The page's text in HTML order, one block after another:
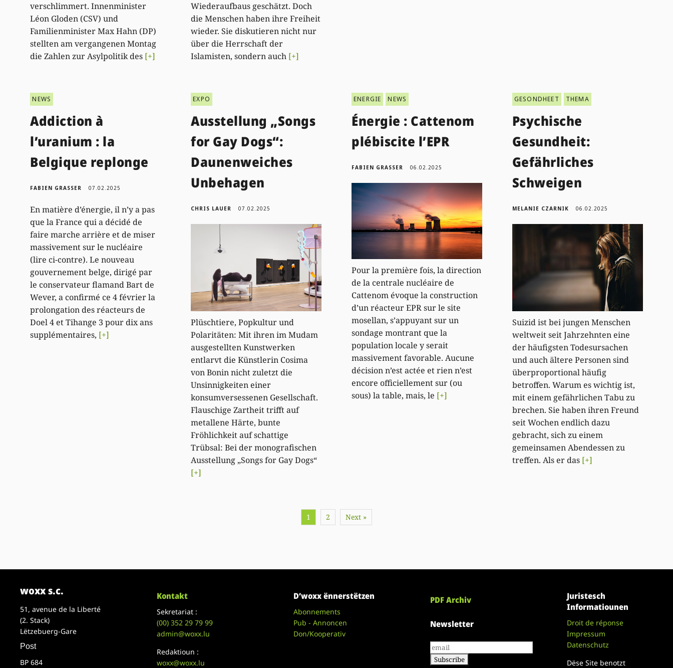
verschlimmert. Innenminister
Léon Gloden (CSV) und
Familienminister Max Hahn (DP)
stellten am vergangenen Montag
die Zahlen zur Asylpolitik des [+]
Wiederaufbaus geschätzt. Doch
die Menschen haben ihre Freiheit
wieder. Sie diskutieren nicht nur
über die Herrschaft der
Islamisten, sondern auch [+]
NEWS
Addiction à
l’uranium : la
Belgique replonge
FABIEN GRASSER 07.02.2025
En matière d’énergie, il n’y a pas
que la France qui a décidé de
faire marche arrière et de miser
massivement sur le nucléaire
(lire ci-contre). Le nouveau
gouvernement belge, dirigé par
le conservateur flamand Bart de
Wever, a confirmé ce 4 février la
prolongation des réacteurs de
Doel 4 et Tihange 3 pour dix ans
supplémentaires, [+]
EXPO
Ausstellung „Songs
for Gay Dogs“:
Daunenweiches
Unbehagen
CHRIS LAUER 07.02.2025
Plüschtiere, Popkultur und
Polaritäten: Mit ihren im Mudam
ausgestellten Kunstwerken
entlarvt die Künstlerin Cosima
von Bonin nicht zuletzt die
Unsinnigkeiten einer
konsumversessenen Gesellschaft.
Flauschige Zartheit trifft auf
metallene Härte, bunte
Fröhlichkeit auf schattige
Trübsal: Bei der monografischen
Ausstellung „Songs for Gay Dogs“
[+]
ENERGIE NEWS
Énergie : Cattenom
plébiscite l’EPR
FABIEN GRASSER 06.02.2025
Pour la première fois, la direction
de la centrale nucléaire de
Cattenom évoque la construction
d’un réacteur EPR sur le site
mosellan, s’appuyant sur un
sondage montrant que la
population locale y serait
massivement favorable. Aucune
décision n’est actée et rien n’est
encore officiellement sur (ou
sous) la table, mais, le [+]
GESONDHEET THEMA
Psychische
Gesundheit:
Gefährliches
Schweigen
MELANIE CZARNIK 06.02.2025
Suizid ist bei jungen Menschen
weltweit seit Jahrzehnten eine
der häufigsten Todesursachen
und auch ältere Personen sind
überproportional häufig
betroffen. Warum es wichtig ist,
mit einem gefährlichen Tabu zu
brechen. Sie haben ihren Freund
seit Wochen endlich dazu
gebracht, sich zu einem
gemeinsamen Abendessen zu
treffen. Als er das [+]
1 2 Next »
woxx s.c.
51, avenue de la Liberté
(2. Stack)
Lëtzebuerg-Gare
Post
BP 684
Kontakt
Sekretariat :
(00)352 29 79 99
admin@woxx.lu
Redaktioun :
woxx@woxx.lu
D’woxx ënnerstëtzen
Abonnements
Pub - Annoncen
Don/Kooperativ
PDF Archiv
Newsletter
Juristesch
Informatiounen
Droit de réponse
Impressum
Datenschutz
Dëse Site benotzt